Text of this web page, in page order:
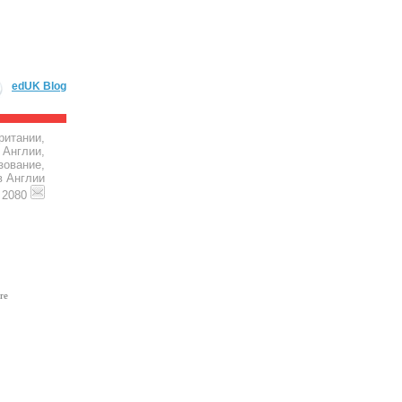
edUK Blog
Англии,
Англии